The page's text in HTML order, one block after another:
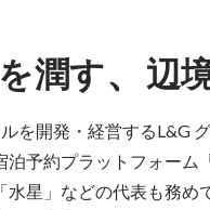
潤す、 辺
を開発・経営するL&G
泊予約プラットフォー
水星」などの代表も務